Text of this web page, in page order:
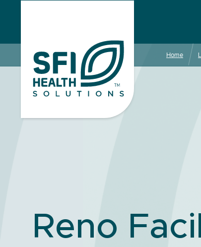
Home
Reno